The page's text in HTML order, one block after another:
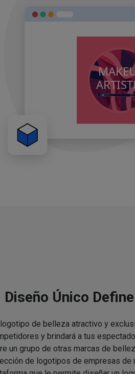
Diseño Único
de belleza atractivo y
y brindará a tus
un grupo de otras marcas de
de logotipos de empresas de